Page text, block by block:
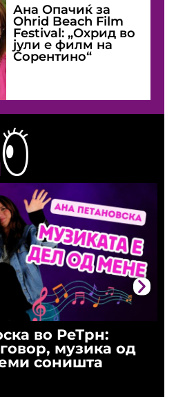
во РеТрн:
музика од
соништа
Ана Опачиќ за
Оhrid Beach Film
Festival: „Охрид во
јули е филм на
Сорентино“